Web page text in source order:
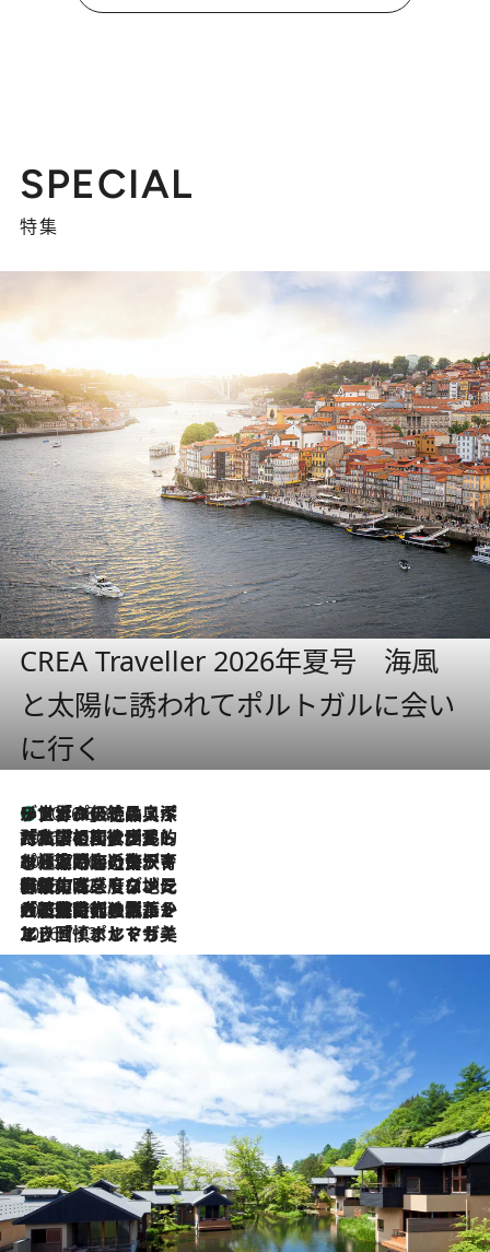
SPECIAL
特集
CREA Traveller 2026年夏号 海風
と太陽に誘われてポルトガルに会い
に行く
2026.8.8
リスボンの絶品スイーツ「パステル・デ・ナタ」とは？ポルトガル伝統の奥深い世界へ
2026.7.27
「私の祖国はポルトガル語です」国民的詩人フェルナンド・ペソアと、彼が愛した文学の街を歩く
2026.7.26
ポルトガル近海が育む極上の海の幸。キリリと冷えた白ワインと愉しむ、シーフード専門店の贅沢
2026.7.22
伝統の味をモダンに昇華。高感度な地元客が集う、リスボンの最旬ガストロノミー
2026.7.21
大航海時代の栄華から、震災、独裁、そして革命へ。ポルトガル・首都リスボンの石畳に刻まれた「歴史の光と影」
2026.7.13
エッセイ・ヤマザキマリ「慎ましくも美しき国 ポルトガル」